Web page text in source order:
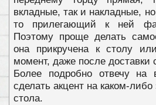
вкладные, так и накладные,
то прилегающий к ней
Поэтому проще делать
она прикручена к столу
момент, даже после доставки
Более подробно отвечу
сделать акцент на каком-
стола.